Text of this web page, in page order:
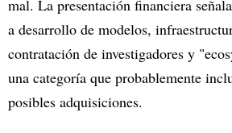
mal. La presentación financiera
a desarrollo de modelos,
contratación de investigadores y
una categoría que probablemente
posibles adquisiciones.